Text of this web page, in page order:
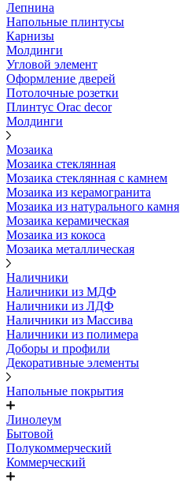
Лепнина
Напольные плинтусы
Карнизы
Молдинги
Угловой элемент
Оформление дверей
Потолочные розетки
Плинтус Orac decor
Молдинги
Мозаика
Мозаика стеклянная
Мозаика стеклянная с камнем
Мозаика из керамогранита
Мозаика из натурального камня
Мозаика керамическая
Мозаика из кокоса
Мозаика металлическая
Наличники
Наличники из МДФ
Наличники из ЛДФ
Наличники из Массива
Наличники из полимера
Доборы и профили
Декоративные элементы
Напольные покрытия
Линолеум
Бытовой
Полукоммерческий
Коммерческий